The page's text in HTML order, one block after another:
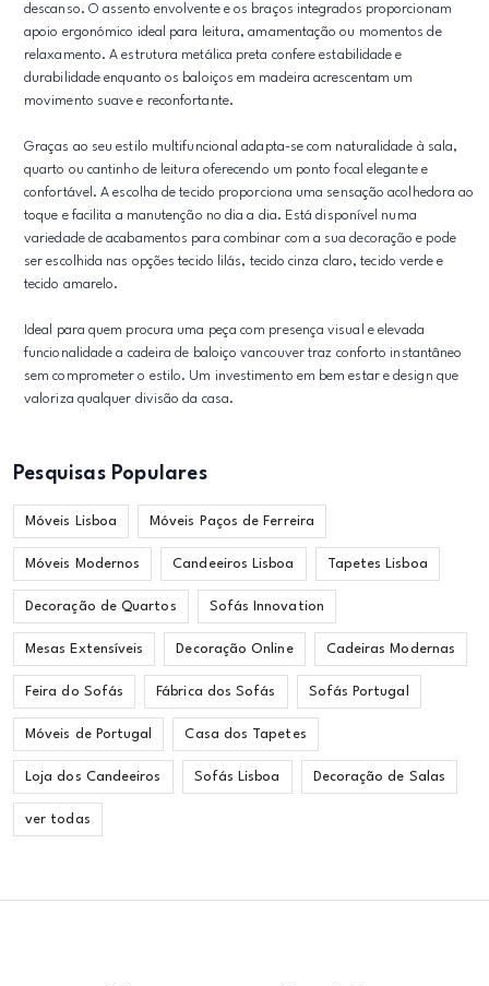
descanso. O assento envolvente e os braços integrados proporcionam
apoio ergonómico ideal para leitura, amamentação ou momentos de
relaxamento. A estrutura metálica preta confere estabilidade e
durabilidade enquanto os baloiços em madeira acrescentam um
movimento suave e reconfortante.
Graças ao seu estilo multifuncional adapta-se com naturalidade à sala,
quarto ou cantinho de leitura oferecendo um ponto focal elegante e
confortável. A escolha de tecido proporciona uma sensação acolhedora ao
toque e facilita a manutenção no dia a dia. Está disponível numa
variedade de acabamentos para combinar com a sua decoração e pode
ser escolhida nas opções tecido lilás, tecido cinza claro, tecido verde e
tecido amarelo.
Ideal para quem procura uma peça com presença visual e elevada
funcionalidade a cadeira de baloiço vancouver traz conforto instantâneo
sem comprometer o estilo. Um investimento em bem estar e design que
valoriza qualquer divisão da casa.
Pesquisas Populares
Móveis Lisboa Móveis Paços de Ferreira
Móveis Modernos Candeeiros Lisboa Tapetes Lisboa
Decoração de Quartos Sofás Innovation
Mesas Extensíveis Decoração Online Cadeiras Modernas
Feira do Sofás Fábrica dos Sofás Sofás Portugal
Móveis de Portugal Casa dos Tapetes
Loja dos Candeeiros Sofás Lisboa Decoração de Salas
ver todas